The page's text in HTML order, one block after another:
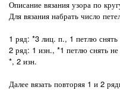
Описание вязания узора по
Для вязания набрать число
1 ряд: *3 лиц. п., 1 петлю
2 ряд: 1 изн., *1 петлю снять
*, 2 изн.
Далее вязать повторяя 1 и 2